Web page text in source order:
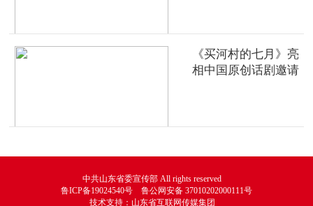
《买河村的七月》亮
相中国原创话剧邀请
中共山东省委宣传部 All rights reserved
鲁ICP备19024540号 鲁公网安备 37010202000111号
技术支持：山东省互联网传媒集团